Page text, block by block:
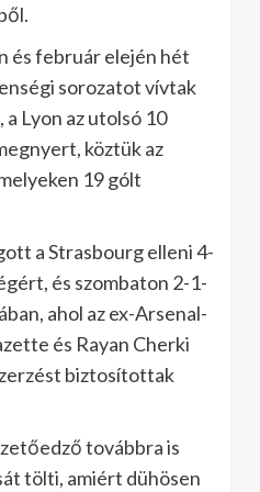
és február elején hét
sorozatot vívtak
Lyon az utolsó 10
köztük az
19 gólt
a Strasbourg elleni 4-
és szombaton 2-1-
ahol az ex-Arsenal-
és Rayan Cherki
biztosítottak
továbbra is
tölti, amiért dühösen